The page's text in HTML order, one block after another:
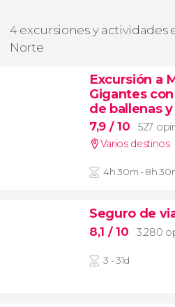
4 excursiones y actividades
Norte
Excursión a
Gigantes
de ballenas
7,9 / 10
527
Varios destinos
4h 30m - 8h
Seguro de
8,1 / 10 3.280
3 - 31d